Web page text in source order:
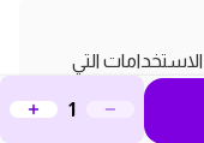
التي
هذه الفوط بألوان